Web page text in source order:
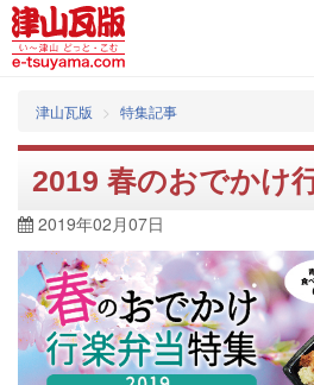
津山瓦版 特集記事
2019 春のおでかけ
2019年02月07日